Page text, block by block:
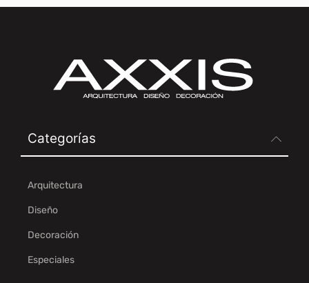
Categorías
Arquitectura
Diseño
Decoración
Especiales